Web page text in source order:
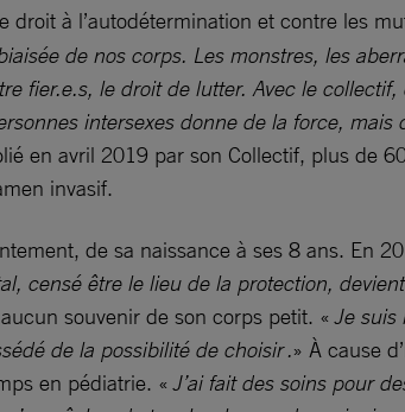
à l’autodétermination et contre les
de nos corps. Les monstres, les
fier.e.s, le droit de lutter. Avec le
intersexes donne de la force,
en avril 2019 par son Collectif, plus de
invasif.
de sa naissance à ses 8 ans. En
censé être le lieu de la protection,
souvenir de son corps petit. « Je suis
de la possibilité de choisir .» À cause
en pédiatrie. « J’ai fait des soins pour